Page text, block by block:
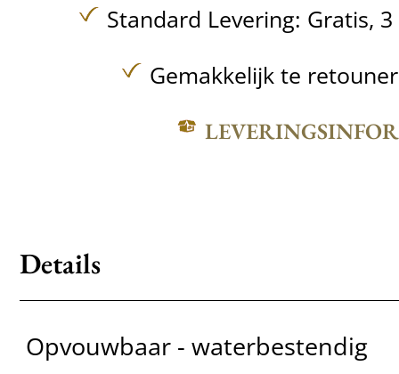
Standard Levering: Gratis,
Gemakkelijk te
Details
Opvouwbaar - waterbestendig